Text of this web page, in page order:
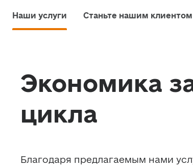
Наши услуги Станьте нашим клиентом
Экономика
цикла
Благодаря предлагаемым нами